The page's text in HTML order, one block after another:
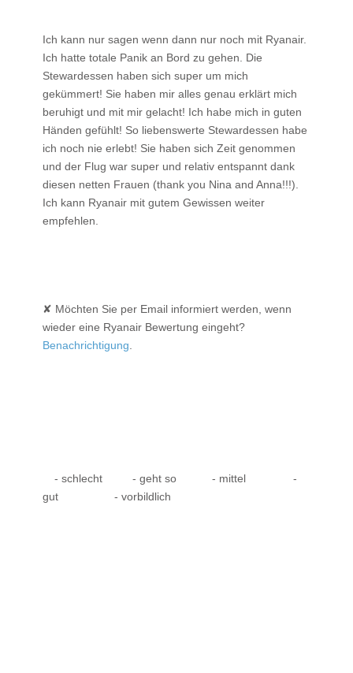
Ich kann nur sagen wenn dann nur noch mit Ryanair.
Ich hatte totale Panik an Bord zu gehen. Die
Stewardessen haben sich super um mich
gekümmert! Sie haben mir alles genau erklärt mich
beruhigt und mit mir gelacht! Ich habe mich in guten
Händen gefühlt! So liebenswerte Stewardessen habe
ich noch nie erlebt! Sie haben sich Zeit genommen
und der Flug war super und relativ entspannt dank
diesen netten Frauen (thank you Nina and Anna!!!).
Ich kann Ryanair mit gutem Gewissen weiter
empfehlen.
✘ Möchten Sie per Email informiert werden, wenn
wieder eine Ryanair Bewertung eingeht?
Benachrichtigung
- schlecht - geht so - mittel
-
gut
- vorbildlich